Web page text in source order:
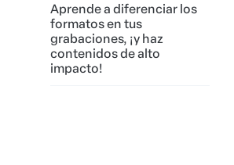
Aprende a diferenciar los
formatos en tus
grabaciones, ¡y haz
contenidos de alto
impacto!